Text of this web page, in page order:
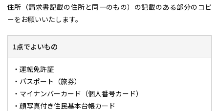
住所（請求書記載の住所と同一のもの）の記載のある部分のコピ
ーをお願いいたします。
1点でよいもの
・運転免許証
・パスポート（旅券）
・マイナンバーカード（個人番号カード）
・顔写真付き住民基本台帳カード